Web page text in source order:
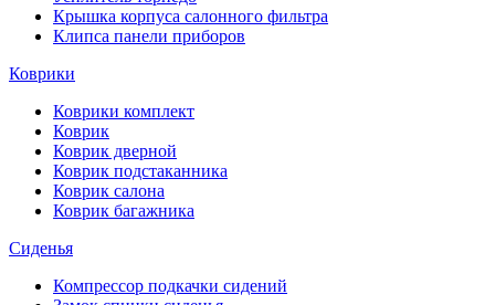
Крышка корпуса салонного фильтра
Клипса панели приборов
Коврики
Коврики комплект
Коврик
Коврик дверной
Коврик подстаканника
Коврик салона
Коврик багажника
Сиденья
Компрессор подкачки сидений